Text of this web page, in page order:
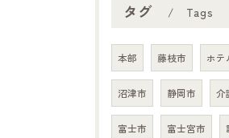
タグ Tags
本部 藤枝市 ホテ
沼津市 静岡市 介
富士市 富士宮市